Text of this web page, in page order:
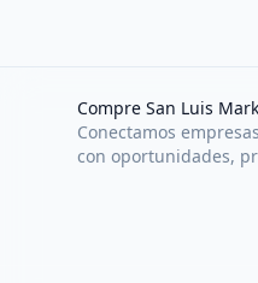
Compre San Luis
Conectamos
con oportunidades,